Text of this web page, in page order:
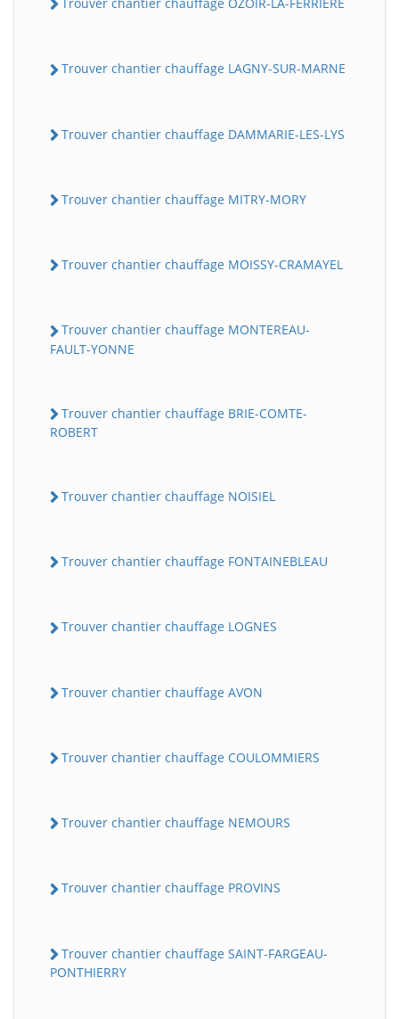
Trouver chantier chauffage LAGNY-SUR-MARNE
Trouver chantier chauffage DAMMARIE-LES-LYS
Trouver chantier chauffage MITRY-MORY
Trouver chantier chauffage MOISSY-CRAMAYEL
Trouver chantier chauffage MONTEREAU-
FAULT-YONNE
Trouver chantier chauffage BRIE-COMTE-
ROBERT
Trouver chantier chauffage NOISIEL
Trouver chantier chauffage FONTAINEBLEAU
Trouver chantier chauffage LOGNES
Trouver chantier chauffage AVON
Trouver chantier chauffage COULOMMIERS
Trouver chantier chauffage NEMOURS
Trouver chantier chauffage PROVINS
Trouver chantier chauffage SAINT-FARGEAU-
PONTHIERRY